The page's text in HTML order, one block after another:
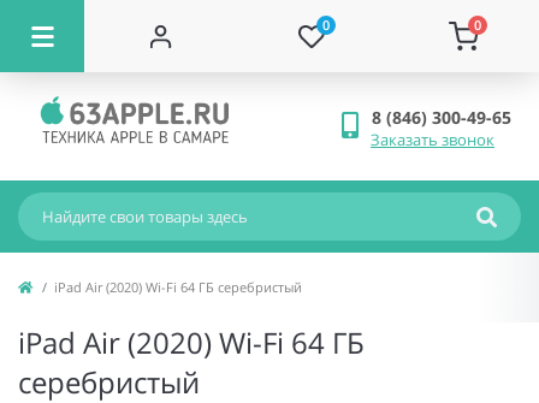
0 0
8 (846) 300-49-65
Заказать звонок
iPad Air (2020) Wi-Fi 64 ГБ серебристый
iPad Air (2020) Wi-Fi 64 ГБ
серебристый